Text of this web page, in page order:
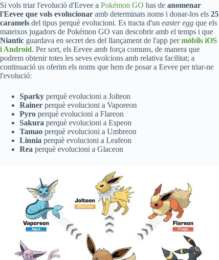
Si vols triar l'evolució d'Eevee a Pokémon GO has de anomenar
l'Eevee que vols evolucionar amb determinats noms i donar-los els 25
caramels del tipus perquè evolucioni. Es tracta d'un easter egg que els
mateixos jugadors de Pokémon GO van descobrir amb el temps i que
Niantic guardava en secret des del llançament de l'app permòbils iOS
i Android. Per sort, els Eevee amb força comuns, de manera que
podrem obtenir totes les seves evolcions amb relativa facilitat; a
continuació us oferim els noms que hem de posar a Eevee per triar-ne
l'evolució:
Sparky perquè evolucioni a Jolteon
Rainer perquè evolucioni a Vaporeon
Pyro perquè evolucioni a Flareon
Sakura perquè evolucioni a Espeon
Tamao perquè evolucioni a Umbreon
Linnia perquè evolucioni a Leafeon
Rea perquè evolucioni a Glaceon